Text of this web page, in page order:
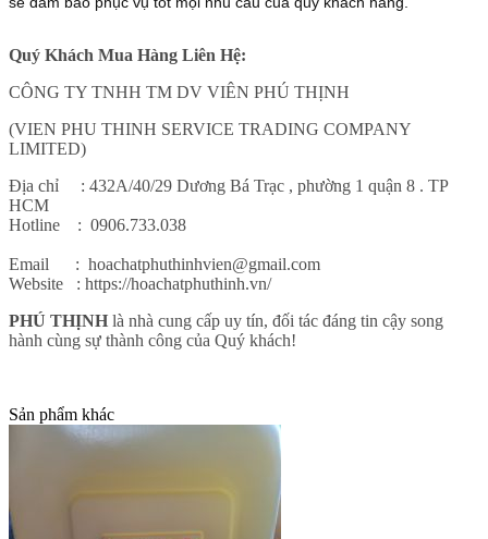
Quý Khách Mua Hàng Liên Hệ:
CÔNG TY TNHH TM DV VIÊN PHÚ THỊNH
(VIEN PHU THINH SERVICE TRADING COMPANY
LIMITED)
Địa chỉ : 432A/40/29 Dương Bá Trạc , phường 1 quận 8 . TP
HCM
Hotline : 0906.733.038
Email : hoachatphuthinhvien@gmail.com
Website : https://hoachatphuthinh.vn/
PHÚ THỊNH là nhà cung cấp uy tín, đối tác đáng tin cậy song
hành cùng sự thành công của Quý khách!
Sản phẩm khác